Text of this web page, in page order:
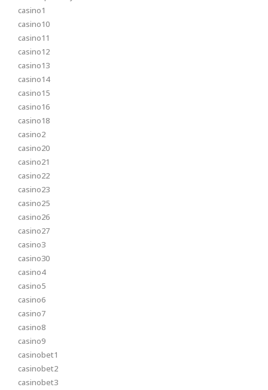
casino1
casino10
casino11
casino12
casino13
casino14
casino15
casino16
casino18
casino2
casino20
casino21
casino22
casino23
casino25
casino26
casino27
casino3
casino30
casino4
casino5
casino6
casino7
casino8
casino9
casinobet1
casinobet2
casinobet3